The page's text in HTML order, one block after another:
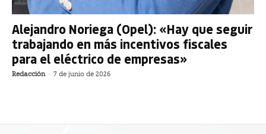
Alejandro Noriega (Opel): «Hay que seguir
trabajando en más incentivos fiscales
para el eléctrico de empresas»
Redacción - 7 de junio de 2026